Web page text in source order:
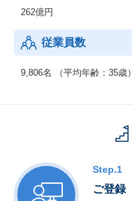
・先端IT
・ミドルウェア
◆制御系システムサービス
＜移動体通信制御開発＞
・衛星・航空制御
・交通機関・車輌制御
・ビル・店舗設備制御
262億円
従業員数
9,806名 （平均年齢：35歳）
Step.1
ご登録